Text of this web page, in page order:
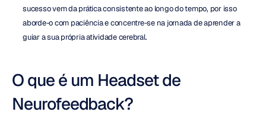
sucesso vem da prática consistente ao longo do tempo, por isso
aborde-o com paciência e concentre-se na jornada de aprender a
guiar a sua própria atividade cerebral.
O que é um Headset de
Neurofeedback?